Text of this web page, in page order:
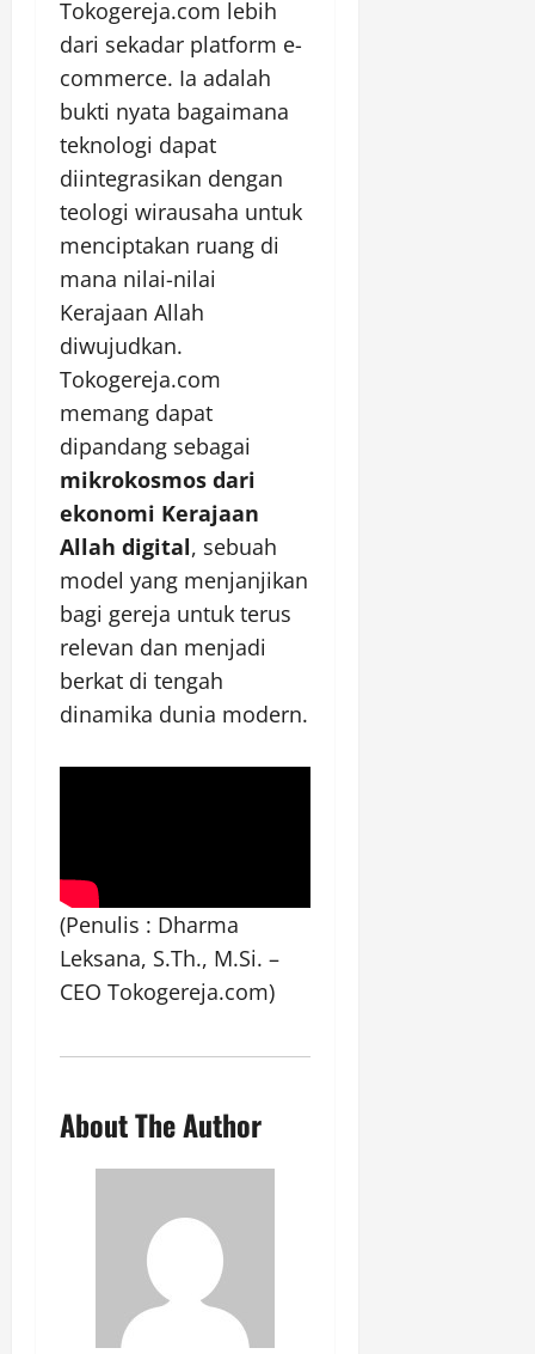
Tokogereja.com lebih
dari sekadar platform e-
commerce. Ia adalah
bukti nyata bagaimana
teknologi dapat
diintegrasikan dengan
teologi wirausaha untuk
menciptakan ruang di
mana nilai-nilai
Kerajaan Allah
diwujudkan.
Tokogereja.com
memang dapat
dipandang sebagai
mikrokosmos dari
ekonomi Kerajaan
Allah digital, sebuah
model yang menjanjikan
bagi gereja untuk terus
relevan dan menjadi
berkat di tengah
dinamika dunia modern.
(Penulis : Dharma
Leksana, S.Th., M.Si. –
CEO Tokogereja.com)
About The Author